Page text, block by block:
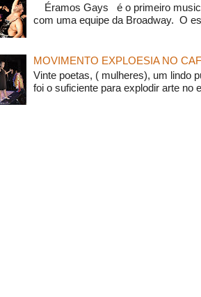
Éramos Gays é o primeiro
com uma equipe da Broadway. O
MOVIMENTO EXPLOESIA NO
Vinte poetas, ( mulheres), um lindo
foi o suficiente para explodir arte no